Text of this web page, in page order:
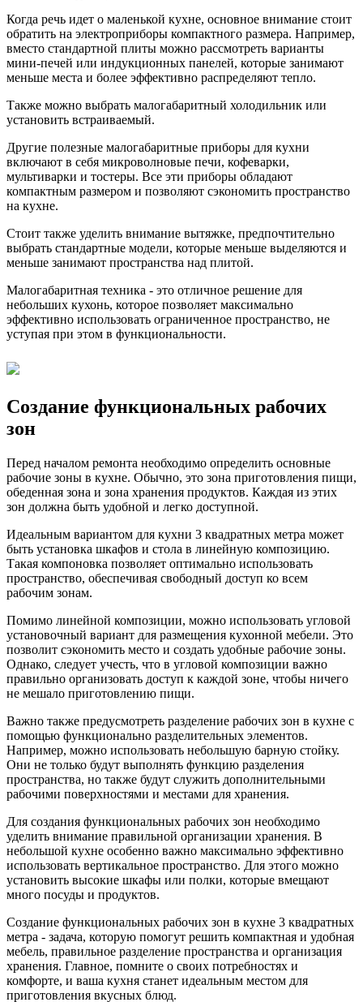
Когда речь идет о маленькой кухне, основное внимание стоит
обратить на электроприборы компактного размера. Например,
вместо стандартной плиты можно рассмотреть варианты
мини-печей или индукционных панелей, которые занимают
меньше места и более эффективно распределяют тепло.
Также можно выбрать малогабаритный холодильник или
установить встраиваемый.
Другие полезные малогабаритные приборы для кухни
включают в себя микроволновые печи, кофеварки,
мультиварки и тостеры. Все эти приборы обладают
компактным размером и позволяют сэкономить пространство
на кухне.
Стоит также уделить внимание вытяжке, предпочтительно
выбрать стандартные модели, которые меньше выделяются и
меньше занимают пространства над плитой.
Малогабаритная техника - это отличное решение для
небольших кухонь, которое позволяет максимально
эффективно использовать ограниченное пространство, не
уступая при этом в функциональности.
Создание функциональных рабочих
зон
Перед началом ремонта необходимо определить основные
рабочие зоны в кухне. Обычно, это зона приготовления пищи,
обеденная зона и зона хранения продуктов. Каждая из этих
зон должна быть удобной и легко доступной.
Идеальным вариантом для кухни 3 квадратных метра может
быть установка шкафов и стола в линейную композицию.
Такая компоновка позволяет оптимально использовать
пространство, обеспечивая свободный доступ ко всем
рабочим зонам.
Помимо линейной композиции, можно использовать угловой
установочный вариант для размещения кухонной мебели. Это
позволит сэкономить место и создать удобные рабочие зоны.
Однако, следует учесть, что в угловой композиции важно
правильно организовать доступ к каждой зоне, чтобы ничего
не мешало приготовлению пищи.
Важно также предусмотреть разделение рабочих зон в кухне с
помощью функционально разделительных элементов.
Например, можно использовать небольшую барную стойку.
Они не только будут выполнять функцию разделения
пространства, но также будут служить дополнительными
рабочими поверхностями и местами для хранения.
Для создания функциональных рабочих зон необходимо
уделить внимание правильной организации хранения. В
небольшой кухне особенно важно максимально эффективно
использовать вертикальное пространство. Для этого можно
установить высокие шкафы или полки, которые вмещают
много посуды и продуктов.
Создание функциональных рабочих зон в кухне 3 квадратных
метра - задача, которую помогут решить компактная и удобная
мебель, правильное разделение пространства и организация
хранения. Главное, помните о своих потребностях и
комфорте, и ваша кухня станет идеальным местом для
приготовления вкусных блюд.